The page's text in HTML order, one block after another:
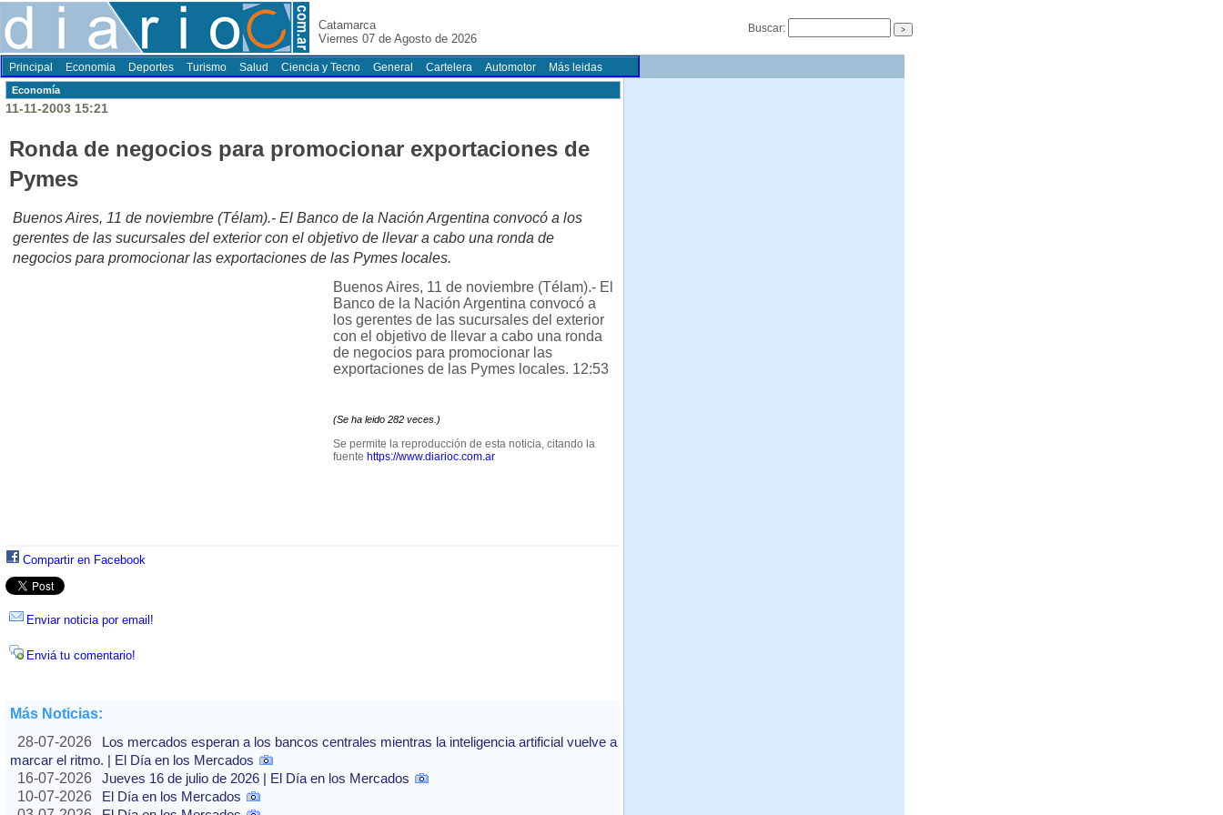
Catamarca
Viernes 07 de Agosto de 2026
Buscar:
Principal Economia Deportes Turismo Salud Ciencia y Tecno General Cartelera Automotor Más leidas
Economí­a
11-11-2003 15:21
Ronda de negocios para promocionar exportaciones de
Pymes
Buenos Aires, 11 de noviembre (Télam).- El Banco de la Nación Argentina convocó a los
gerentes de las sucursales del exterior con el objetivo de llevar a cabo una ronda de
negocios para promocionar las exportaciones de las Pymes locales.
Buenos Aires, 11 de noviembre (Télam).- El
Banco de la Nación Argentina convocó a
los gerentes de las sucursales del exterior
con el objetivo de llevar a cabo una ronda
de negocios para promocionar las
exportaciones de las Pymes locales. 12:53
(Se ha leido 282 veces.)
Se permite la reproducción de esta noticia, citando la
fuente https://www.diarioc.com.ar
Compartir en Facebook
Enviar noticia por email!
Enviá tu comentario!
Más Noticias:
28-07-2026
Los mercados esperan a los bancos centrales mientras la inteligencia artificial vuelve a
marcar el ritmo. | El Día en los Mercados
16-07-2026
Jueves 16 de julio de 2026 | El Día en los Mercados
10-07-2026
El Día en los Mercados